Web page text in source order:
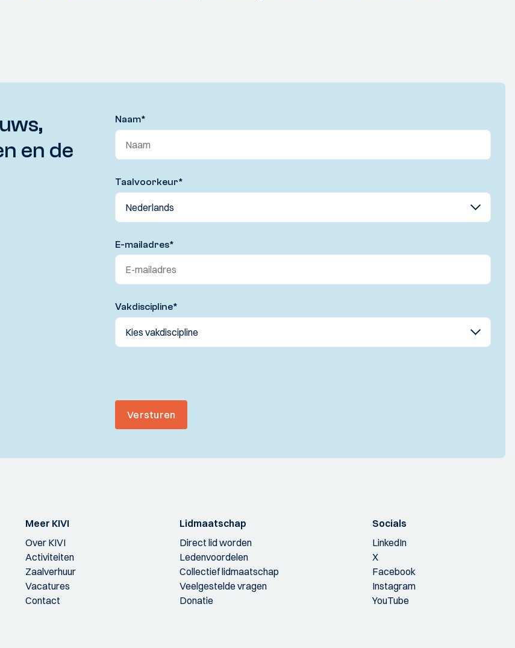
en de
Naam*
Taalvoorkeur*
E-mailadres*
Vakdiscipline*
Versturen
Meer KIVI
Over KIVI
Activiteiten
Zaalverhuur
Vacatures
Contact
Lidmaatschap
Direct lid worden
Ledenvoordelen
Collectief lidmaatschap
Veelgestelde vragen
Donatie
Socials
LinkedIn
X
Facebook
Instagram
YouTube